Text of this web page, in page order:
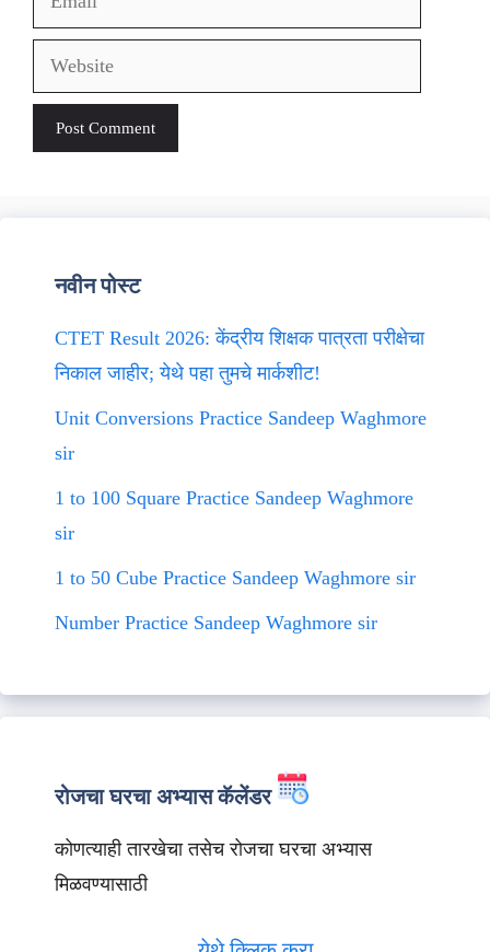
Website
नवीन पोस्ट
CTET Result 2026: केंद्रीय शिक्षक पात्रता परीक्षेचा
निकाल जाहीर; येथे पहा तुमचे मार्कशीट!
Unit Conversions Practice Sandeep Waghmore
sir
1 to 100 Square Practice Sandeep Waghmore
sir
1 to 50 Cube Practice Sandeep Waghmore sir
Number Practice Sandeep Waghmore sir
रोजचा घरचा अभ्यास कॅलेंडर
कोणत्याही तारखेचा तसेच रोजचा घरचा अभ्यास
मिळवण्यासाठी